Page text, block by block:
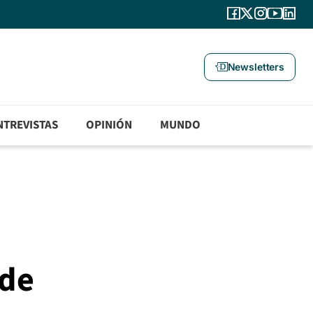
Newsletters
OPINIÓN MUNDO